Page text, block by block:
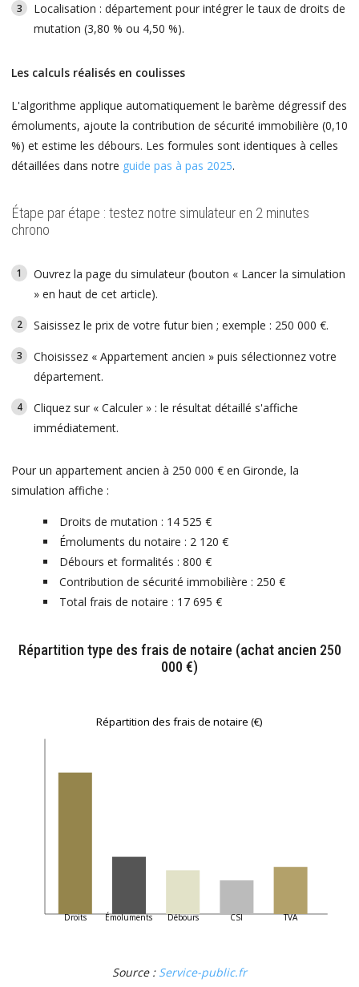
Localisation : département pour intégrer le taux de droits de
mutation (3,80 % ou 4,50 %).
Les calculs réalisés en coulisses
L'algorithme applique automatiquement le barème dégressif des
émoluments, ajoute la contribution de sécurité immobilière (0,10
%) et estime les débours. Les formules sont identiques à celles
détaillées dans notre guide pas à pas 2025.
Étape par étape : testez notre simulateur en 2 minutes
chrono
Ouvrez la page du simulateur (bouton « Lancer la simulation
» en haut de cet article).
Saisissez le prix de votre futur bien ; exemple : 250 000 €.
Choisissez « Appartement ancien » puis sélectionnez votre
département.
Cliquez sur « Calculer » : le résultat détaillé s'affiche
immédiatement.
Pour un appartement ancien à 250 000 € en Gironde, la
simulation affiche :
Droits de mutation : 14 525 €
Émoluments du notaire : 2 120 €
Débours et formalités : 800 €
Contribution de sécurité immobilière : 250 €
Total frais de notaire : 17 695 €
Répartition type des frais de notaire (achat ancien 250
000 €)
Répartition des frais de notaire (€)
Droits Émoluments Débours CSI TVA
Source : Service-public.fr